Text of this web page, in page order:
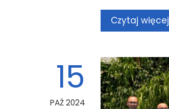
Czytaj więcej
15
PAŹ 2024